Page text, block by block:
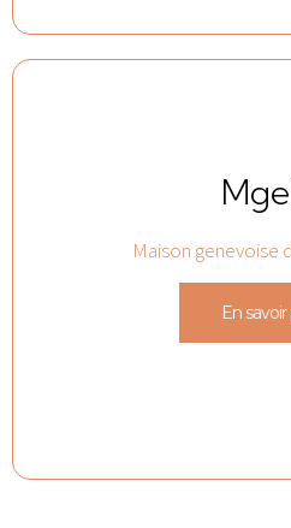
Maison genevoise
En savoir